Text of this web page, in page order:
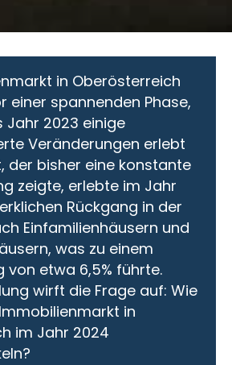
in Oberösterreich
einer spannenden Phase,
2023 einige
Veränderungen erlebt
der bisher eine konstante
zeigte, erlebte im Jahr
Rückgang in der
Einfamilienhäusern und
was zu einem
von etwa 6,5% führte.
wirft die Frage auf: Wie
in
im Jahr 2024